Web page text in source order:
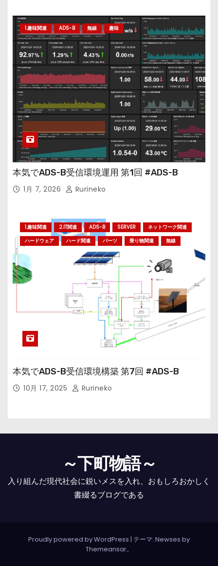
1.趣味関連 ADS-B 無線 趣味
本気でADS-B受信環境運用 第1回 #ADS-B
1月 7, 2026 Rurineko
1.趣味関連 2.IT関連 ADS-B SERVER
ネットワーク関連
ハードウェア
ハード関連 パーツ 乗り物関連 無線
本気でADS-B受信環境構築 第7回 #ADS-B
10月 17, 2025 Rurineko
～下町物語～
入り組んだ現代社会に鋭いメスを入れ、おもしろおかしく
書綴るブログである
Proudly powered by WordPress | テーマ: Newses by
Themeansar。